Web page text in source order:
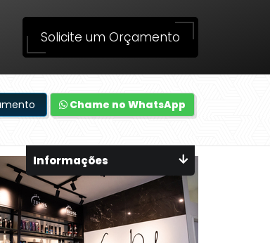
Solicite um Orçamento
Chame no WhatsApp
Informações